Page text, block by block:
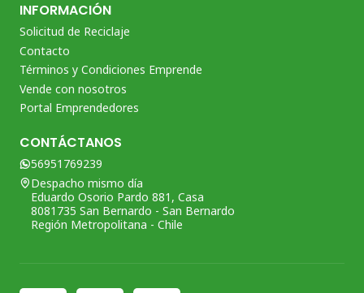
INFORMACIÓN
Solicitud de Reciclaje
Contacto
Términos y Condiciones Emprende
Vende con nosotros
Portal Emprendedores
CONTÁCTANOS
56951769239
Despacho mismo día
Eduardo Osorio Pardo 881, Casa
8081735 San Bernardo - San Bernardo
Región Metropolitana - Chile